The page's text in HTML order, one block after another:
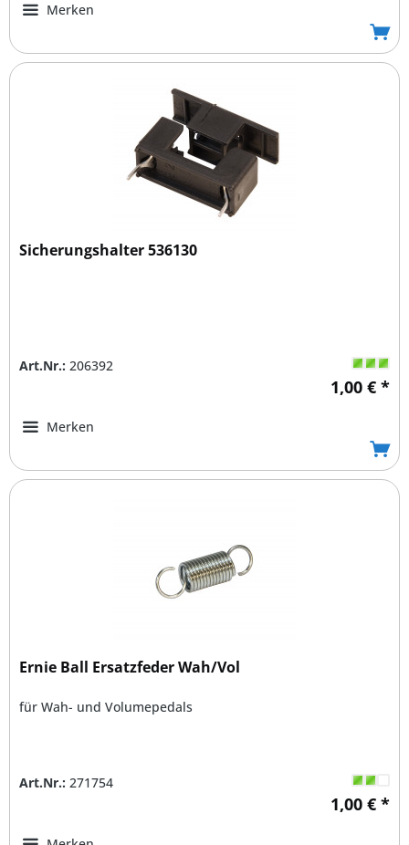
Merken
Sicherungshalter 536130
Art.Nr.: 206392
1,00 € *
Merken
Ernie Ball Ersatzfeder Wah/Vol
für Wah- und Volumepedals
Art.Nr.: 271754
1,00 € *